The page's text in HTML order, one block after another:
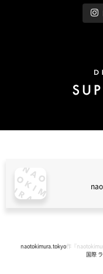
naotokimura.tokyo作『
国際